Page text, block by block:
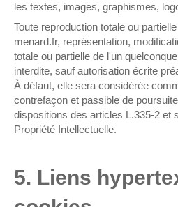
les textes, images, graphismes,
Toute reproduction totale ou
menard.fr, représentation,
totale ou partielle de l'un
interdite, sauf autorisation écrite
À défaut, elle sera considérée
contrefaçon et passible de
dispositions des articles L.335-2 et
Propriété Intellectuelle.
5. Liens